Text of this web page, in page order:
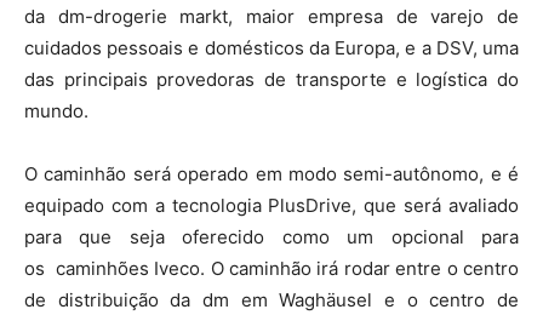
da dm-drogerie markt, maior empresa de varejo de
cuidados pessoais e domésticos da Europa, e a DSV, uma
das principais provedoras de transporte e logística do
mundo.
O caminhão será operado em modo semi-autônomo, e é
equipado com a tecnologia PlusDrive, que será avaliado
para que seja oferecido como um opcional para
os caminhões Iveco. O caminhão irá rodar entre o centro
de distribuição da dm em Waghäusel e o centro de